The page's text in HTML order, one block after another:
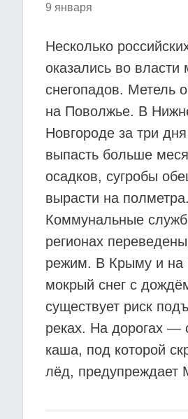
9 января
Несколько
оказались во
снегопадов. Метель
на Поволжье. В
Новгороде за три
выпасть больше
осадков, сугробы
вырасти на полметра.
Коммунальные
регионах
режим. В Крыму и на
мокрый снег с
существует риск
реках. На дорогах —
каша, под которой
лёд, предупреждает